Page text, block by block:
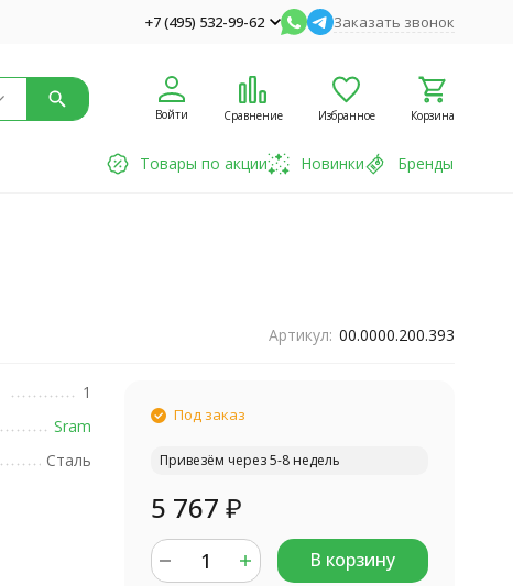
+7 (495) 532-99-62 Заказать звонок
Войти Сравнение Избранное Корзина
Товары по акции Новинки Бренды
Артикул: 00.0000.200.393
1
Sram
Сталь
Под заказ
Привезём через 5-8 недель
5 767 ₽
В корзину